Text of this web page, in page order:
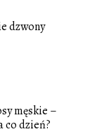
dzwony
męskie –
co dzień?